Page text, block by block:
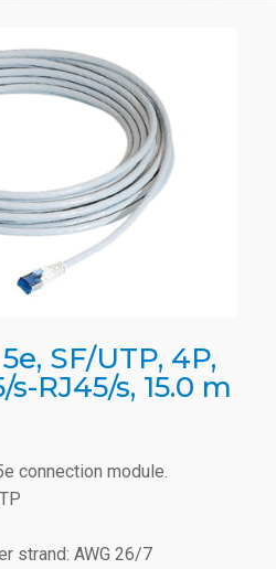
SF/UTP, 4P,
RJ45/s, 15.0 m
connection module.
strand: AWG 26/7